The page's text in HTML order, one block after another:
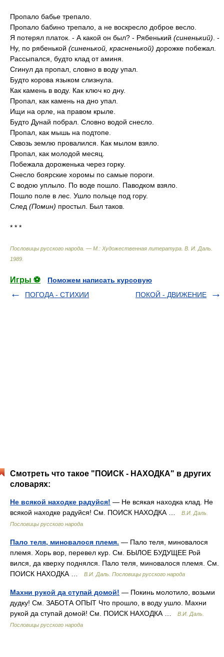
Пропало бабье трепало.
Пропало бабино трепало, а не воскресло доброе весло.
Я потерял платок. - А какой он был? - Рябенький (синенький) . -
Ну, по рябенькой (синенькой, красненькой) дорожке побежал.
Рассыпался, будто клад от аминя.
Сгинул да пропал, словно в воду упал.
Будто корова языком слизнула.
Как камень в воду. Как ключ ко дну.
Пропал, как камень на дно упал.
Ищи на орле, на правом крыле.
Будто Дунай побрал. Словно водой снесло.
Пропал, как мышь на подтопе.
Сквозь землю провалился. Как мылом взяло.
Пропал, как молодой месяц.
Побежала дороженька через горку.
Снесло боярские хоромы по самые пороги.
С водою уплыло. По воде пошло. Паводком взяло.
Пошло поле в лес. Ушло польце под гору.
След (Помин) простыл. Был таков.
* * *
Пословицы русского народа. — М.: Художественная литература В. И. Даль
1989
Игры ⚽
Поможем написать курсовую
ПОГОДА - СТИХИИ
ПОКОЙ - ДВИЖЕНИЕ
Смотреть что такое "ПОИСК - НАХОДКА" в других
словарях:
Не всякой находке радуйся! — Не всякая находка клад. Не
всякой находке радуйся! См. ПОИСК НАХОДКА …
В.И. Даль.
Пословицы русского народа
Пало теля, миновалося племя. — Пало теля, миновалося
племя. Хорь вор, перевел кур. См. БЫЛОЕ БУДУЩЕЕ Рой
вился, да кверху поднялся. Пало теля, миновалося племя. См.
ПОИСК НАХОДКА …
В.И. Даль. Пословицы русского народа
Махни рукой да ступай домой! — Покинь молотило, возьми
дудку! См. ЗАБОТА ОПЫТ Что прошло, в воду ушло. Махни
рукой да ступай домой! См. ПОИСК НАХОДКА …
В.И. Даль.
Пословицы русского народа